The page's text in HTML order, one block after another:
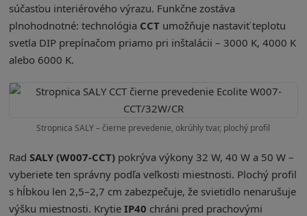
súčasťou interiérového výrazu. Funkčne zostáva
plnohodnotné: technológia CCT umožňuje nastaviť teplotu
svetla DIP prepínačom priamo pri inštalácii – 3000 K, 4000 K
alebo 6000 K.
Stropnica SALY – čierne prevedenie, okrúhly tvar, plochý profil
RadSALY (W007-CCT) pokrýva výkony 32 W, 40 W a 50 W –
vyberiete ten správny podľa veľkosti miestnosti. Plochý profil
s hĺbkou len 2,5–2,7 cm zabezpečuje, že svietidlo nenarušuje
výšku miestnosti. KrytieIP40 chráni pred prachovými